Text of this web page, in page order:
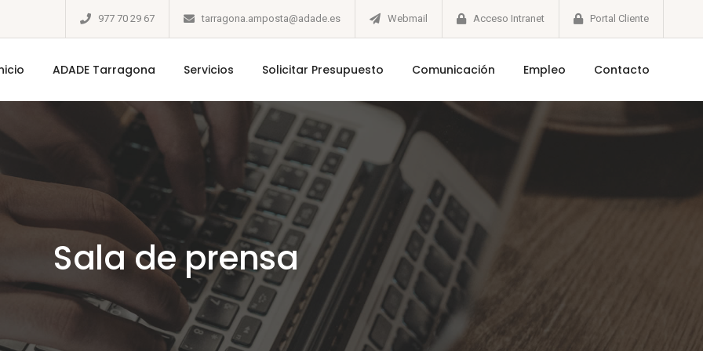
977 70 29 67 tarragona.amposta@adade.es Webmail Acceso Intranet Portal Cliente
ADADE Tarragona Servicios Solicitar Presupuesto Comunicación Empleo Contacto
Sala de prensa